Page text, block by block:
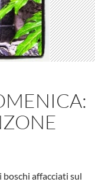
boschi affacciati sul